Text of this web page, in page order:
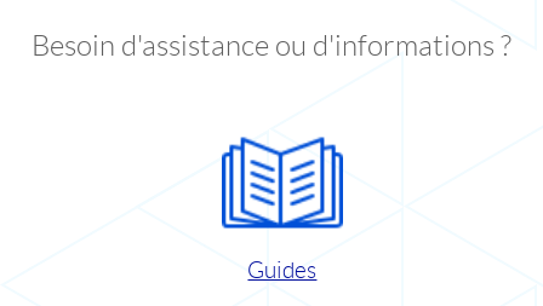
Besoin d'assistance ou d'informations ?
Guides